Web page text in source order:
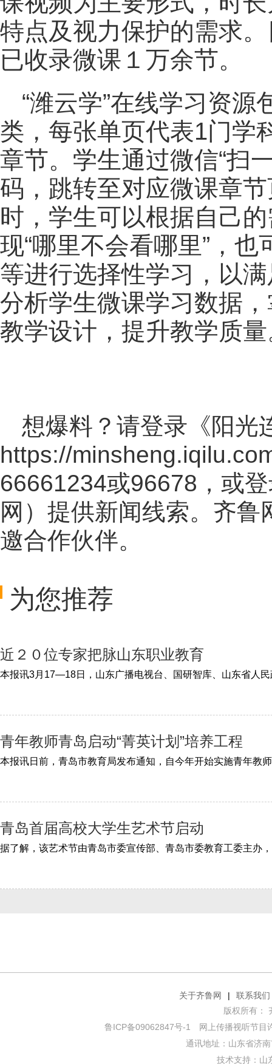
特点及视力保护的需求
已收录微课１万余节。
“潍云学”在线学习资
类，每张单页代表1门学
章节。学生通过微信“扫
码，跳转至对应微课章
时，学生可以根据自己
现“哪里不会看哪里”，
等进行选择性学习，以
分析学生微课学习数据
教学设计，提升教学质
想爆料？请登录《阳光
https://
66661234或96678，或
网 ）提供新闻线索。齐鲁
邀合作伙伴。
为您推荐
近２０位专家把脉山东职业教育
青年教师青岛启动“菁英计划”培养工程
青岛首届高校大学生艺术节启动
关于齐鲁网 |
联系我们
版权所有：
鲁ICP备09062847号-1
网上传播视听节目
通讯地址：山东省济
技术支持： 山